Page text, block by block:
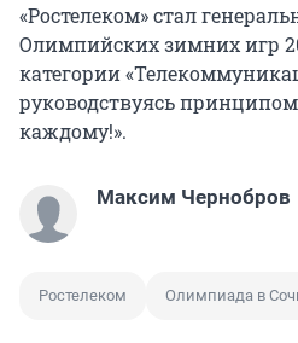
«Ростелеком» стал
Олимпийских зимних игр
категории
руководствуясь
каждому!».
Максим Чернобров
Ростелеком Олимпиада в